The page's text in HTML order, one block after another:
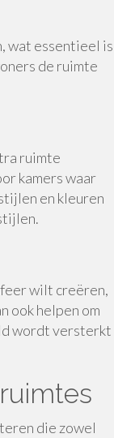
wat essentieel is
de ruimte
ruimte
kamers waar
en kleuren
wilt creëren,
ook helpen om
wordt versterkt
die zowel